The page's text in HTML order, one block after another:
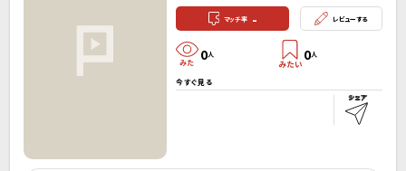
マッチ率 - レビューする
0人 0人
今すぐ見る